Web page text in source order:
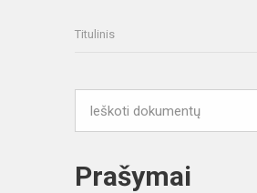
Titulinis
Prašymai